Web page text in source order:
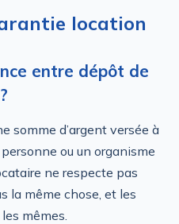
location
entre dépôt de
somme d’argent versée à
ou un organisme
ne respecte pas
la même chose, et les
mêmes.